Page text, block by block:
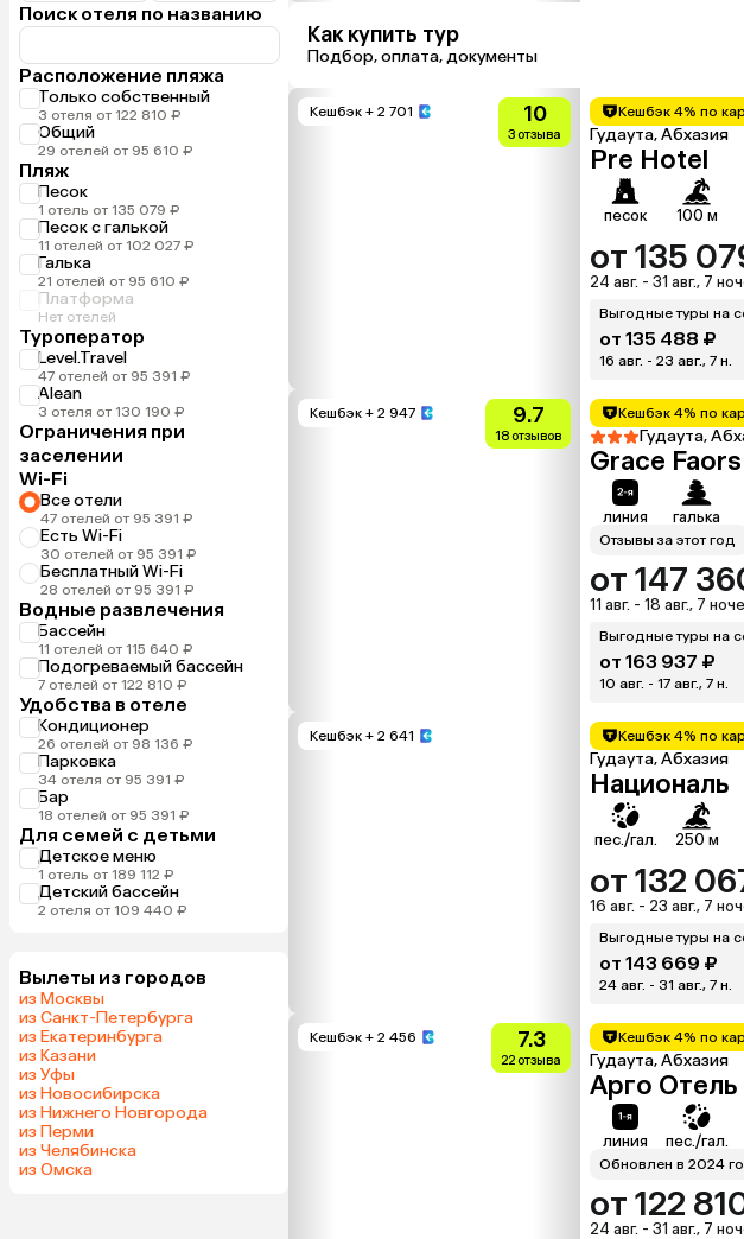
Поиск отеля по названию
Расположение пляжа
Только собственный
3 отеля от 122 810 ₽
Общий
29 отелей от 95 610 ₽
Пляж
Песок
1 отель от 135 079 ₽
Песок с галькой
11 отелей от 102 027 ₽
Галька
21 отелей от 95 610 ₽
Платформа
Нет отелей
Туроператор
Level.Travel
47 отелей от 95 391 ₽
Alean
3 отеля от 130 190 ₽
Ограничения при
заселении
Wi-Fi
Все отели
47 отелей от 95 391 ₽
Есть Wi-Fi
30 отелей от 95 391 ₽
Бесплатный Wi-Fi
28 отелей от 95 391 ₽
Водные развлечения
Бассейн
11 отелей от 115 640 ₽
Подогреваемый бассейн
7 отелей от 122 810 ₽
Удобства в отеле
Кондиционер
26 отелей от 98 136 ₽
Парковка
34 отеля от 95 391 ₽
Бар
18 отелей от 95 391 ₽
Для семей с детьми
Детское меню
1 отель от 189 112 ₽
Детский бассейн
2 отеля от 109 440 ₽
Вылеты из городов
из Москвы
из Санкт-Петербурга
из Екатеринбурга
из Казани
из Уфы
из Новосибирска
из Нижнего Новгорода
из Перми
из Челябинска
из Омска
Как купить тур
Подбор, оплата, документы
Кешбэк + 2 701 10
3 отзыва
Кешбэк 4% по
Гудаута, Абхазия
Pre Hotel
песок 100 м
от 135
24 авг. - 31 авг., 7
Выгодные туры на
от 135 488 ₽
16 авг. - 23 авг., 7 н.
Кешбэк + 2 947 9.7
18 отзывов
Кешбэк 4% по
Гудаута,
Grace
линия галька
Отзывы за этот год
от 147
11 авг. - 18 авг., 7
Выгодные туры на
от 163 937 ₽
10 авг. - 17 авг., 7 н.
Кешбэк + 2 641 Кешбэк 4% по
Гудаута, Абхазия
Националь
пес./гал. 250 м
от 132
16 авг. - 23 авг., 7
Выгодные туры на
от 143 669 ₽
24 авг. - 31 авг., 7 н.
Кешбэк + 2 456 7.3
22 отзыва
Кешбэк 4% по
Гудаута, Абхазия
Арго Отель
линия пес./гал.
Обновлен в 2024
от 122
24 авг. - 31 авг., 7